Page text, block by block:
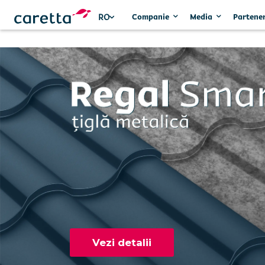
RO Companie Media
Vezi detalii